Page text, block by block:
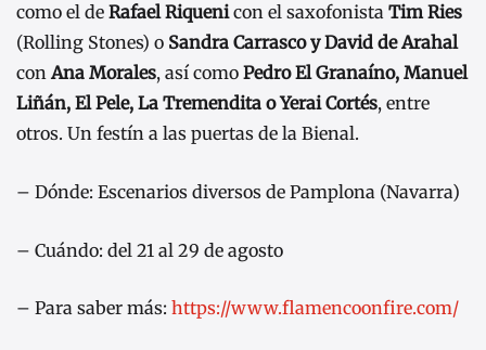
como el de Rafael Riquenicon el saxofonista Tim Ries
(Rolling Stones) o Sandra Carrasco y David de Arahal
conAna Morales, así como Pedro El Granaíno, Manuel
Liñán, El Pele, La Tremendita o Yerai Cortés, entre
otros. Un festín a las puertas de la Bienal.
– Dónde: Escenarios diversos de Pamplona (Navarra)
– Cuándo: del 21 al 29 de agosto
– Para saber más: https://www.flamencoonfire.com/